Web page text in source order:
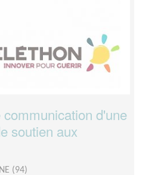
d'une
soutien aux
(94)